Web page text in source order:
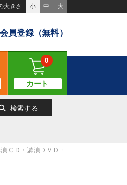
大きさ 小 中 大
員登録（無料）
カート
0
検索する
ＣＤ・講演ＤＶＤ・